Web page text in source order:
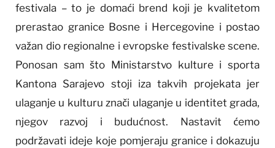
festivala – to je domaći brend koji je kvalitetom
prerastao granice Bosne i Hercegovine i postao
važan dio regionalne i evropske festivalske scene.
Ponosan sam što Ministarstvo kulture i sporta
Kantona Sarajevo stoji iza takvih projekata jer
ulaganje u kulturu znači ulaganje u identitet grada,
njegov razvoj i budućnost. Nastavit ćemo
podržavati ideje koje pomjeraju granice i dokazuju